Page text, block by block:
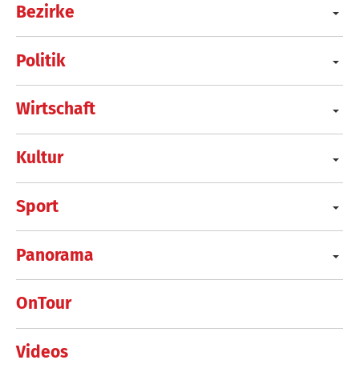
Bezirke
Politik
Wirtschaft
Kultur
Sport
Panorama
OnTour
Videos